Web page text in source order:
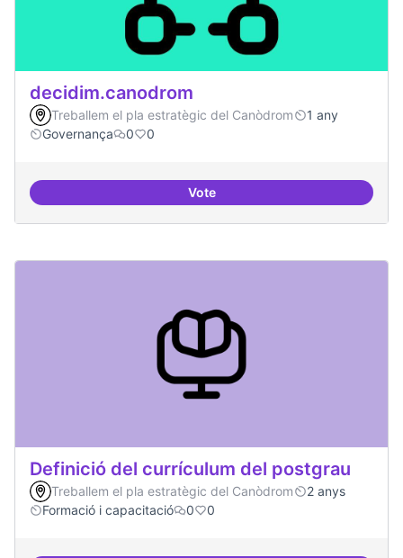
decidim.canodrom
Treballem el pla estratègic del Canòdrom
1 any
Governança
0 0
Votedecidim.canodrom
Definició del currículum del postgrau
Treballem el pla estratègic del Canòdrom
2 anys
Formació i capacitació
0 0